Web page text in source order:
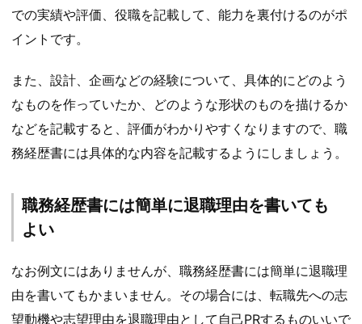
での実績や評価、役職を記載して、能力を裏付けるのがポ
イントです。
また、設計、企画などの経験について、具体的にどのよう
なものを作っていたか、どのような形状のものを描けるか
などを記載すると、評価がわかりやすくなりますので、職
務経歴書には具体的な内容を記載するようにしましょう。
職務経歴書には簡単に退職理由を書いても
よい
なお例文にはありませんが、職務経歴書には簡単に退職理
由を書いてもかまいません。その場合には、転職先への志
望動機や志望理由を退職理由として自己PRするものいいで